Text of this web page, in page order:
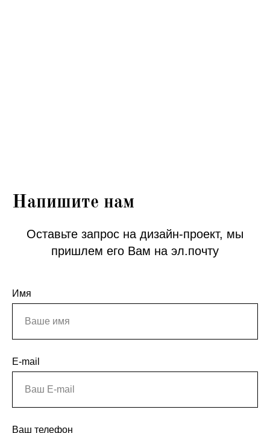
Напишите нам
Оставьте запрос на дизайн-проект, мы
пришлем его Вам на эл.почту
Имя
E-mail
Ваш телефон